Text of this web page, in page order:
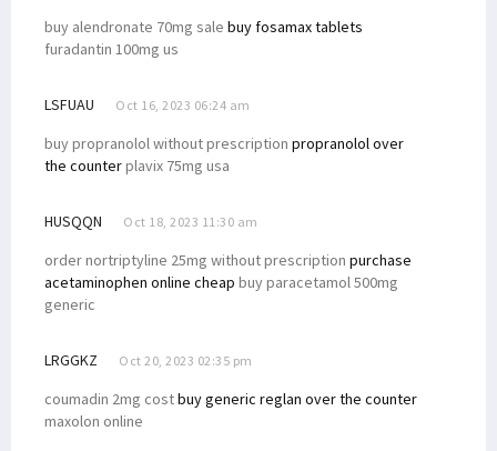
buy alendronate 70mg sale buy fosamax tablets
furadantin 100mg us
LSFUAU Oct 16, 2023 06:24 am
buy propranolol without prescription propranolol over
the counterplavix 75mg usa
HUSQQN Oct 18, 2023 11:30 am
order nortriptyline 25mg without prescription purchase
acetaminophen online cheap buy paracetamol 500mg
generic
LRGGKZ Oct 20, 2023 02:35 pm
coumadin 2mg costbuy generic reglan over the counter
maxolon online